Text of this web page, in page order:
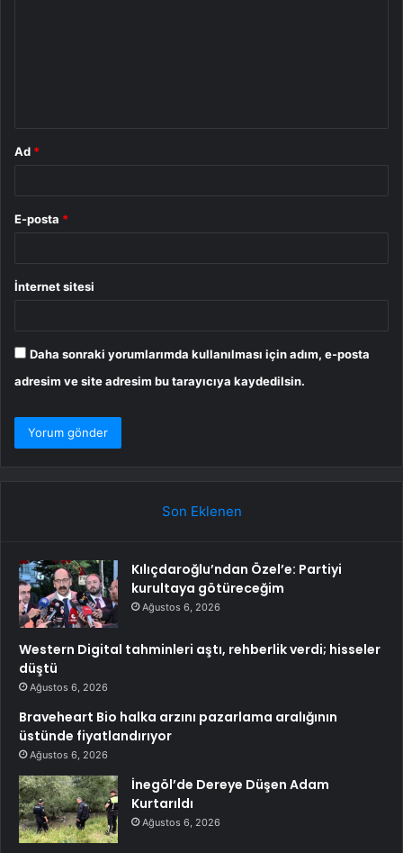
Ad *
E-posta *
İnternet sitesi
Daha sonraki yorumlarımda kullanılması için adım, e-posta
adresim ve site adresim bu tarayıcıya kaydedilsin.
Son Eklenen
Kılıçdaroğlu’ndan Özel’e: Partiyi
kurultaya götüreceğim
Ağustos 6, 2026
Western Digital tahminleri aştı, rehberlik verdi; hisseler
düştü
Ağustos 6, 2026
Braveheart Bio halka arzını pazarlama aralığının
üstünde fiyatlandırıyor
Ağustos 6, 2026
İnegöl’de Dereye Düşen Adam
Kurtarıldı
Ağustos 6, 2026